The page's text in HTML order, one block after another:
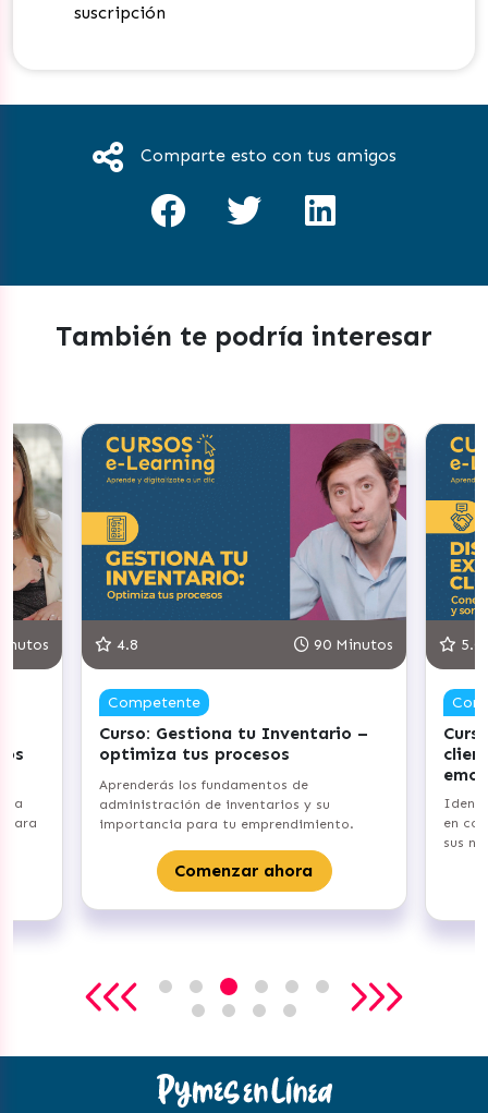
suscripción
Comparte esto con tus amigos
También te podría interesar
la
para
4.8 90 Minutos
Competente
Curso: Gestiona tu Inventario –
optimiza tus procesos
Aprenderás los fundamentos de
administración de inventarios y su
importancia para tu emprendimiento.
Comenzar ahora
5.0
en
sus